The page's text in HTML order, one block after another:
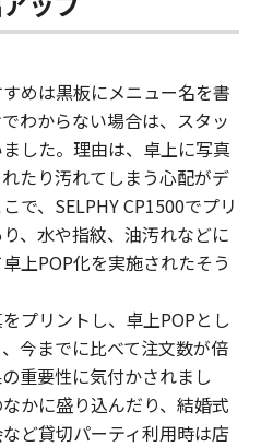
めは黒板にメニュー名を書
わからない場合は、スタッ
した。理由は、卓上に写真
たり汚れてしまう心配がデ
で、SELPHY CP1500でプリ
、水や指紋、油汚れなどに
上POP化を実施されたそう
プリントし、卓上POPとし
今までに比べて注文数が倍
重要性に気付かされまし
かに盛り込んだり、結婚式
ど貸切パーティ利用時は店